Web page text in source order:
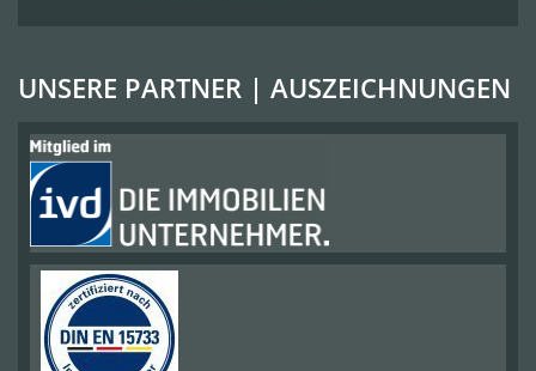
UNSERE PARTNER | AUSZEICHNUNGEN